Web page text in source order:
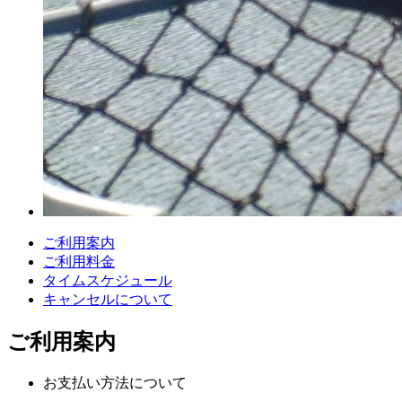
ご利用案内
ご利用料金
タイムスケジュール
キャンセルについて
ご利用案内
お支払い方法について